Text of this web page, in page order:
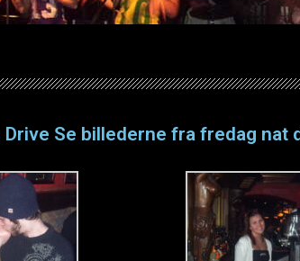
Se billederne fra fredag nat